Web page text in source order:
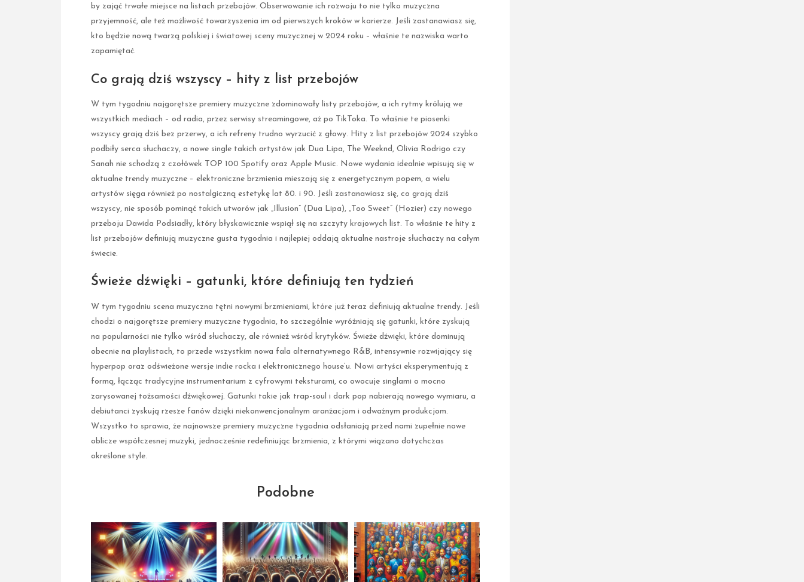
by zająć trwałe miejsce na listach przebojów. Obserwowanie ich rozwoju to nie tylko muzyczna
przyjemność, ale też możliwość towarzyszenia im od pierwszych kroków w karierze. Jeśli zastanawiasz się,
kto będzie nową twarzą polskiej i światowej sceny muzycznej w 2024 roku – właśnie te nazwiska warto
zapamiętać.
Co grają dziś wszyscy – hity z list przebojów
W tym tygodniu najgorętsze premiery muzyczne zdominowały listy przebojów, a ich rytmy królują we
wszystkich mediach – od radia, przez serwisy streamingowe, aż po TikToka. To właśnie te piosenki
wszyscy grają dziś bez przerwy, a ich refreny trudno wyrzucić z głowy. Hity z list przebojów 2024 szybko
podbiły serca słuchaczy, a nowe single takich artystów jak Dua Lipa, The Weeknd, Olivia Rodrigo czy
Sanah nie schodzą z czołówek TOP 100 Spotify oraz Apple Music. Nowe wydania idealnie wpisują się w
aktualne trendy muzyczne – elektroniczne brzmienia mieszają się z energetycznym popem, a wielu
artystów sięga również po nostalgiczną estetykę lat 80. i 90. Jeśli zastanawiasz się, co grają dziś
wszyscy, nie sposób pominąć takich utworów jak „Illusion” (Dua Lipa), „Too Sweet” (Hozier) czy nowego
przeboju Dawida Podsiadły, który błyskawicznie wspiął się na szczyty krajowych list. To właśnie te hity z
list przebojów definiują muzyczne gusta tygodnia i najlepiej oddają aktualne nastroje słuchaczy na całym
świecie.
Świeże dźwięki – gatunki, które definiują ten tydzień
W tym tygodniu scena muzyczna tętni nowymi brzmieniami, które już teraz definiują aktualne trendy. Jeśli
chodzi o najgorętsze premiery muzyczne tygodnia, to szczególnie wyróżniają się gatunki, które zyskują
na popularności nie tylko wśród słuchaczy, ale również wśród krytyków. Świeże dźwięki, które dominują
obecnie na playlistach, to przede wszystkim nowa fala alternatywnego R&B, intensywnie rozwijający się
hyperpop oraz odświeżone wersje indie rocka i elektronicznego house’u. Nowi artyści eksperymentują z
formą, łącząc tradycyjne instrumentarium z cyfrowymi teksturami, co owocuje singlami o mocno
zarysowanej tożsamości dźwiękowej. Gatunki takie jak trap-soul i dark pop nabierają nowego wymiaru, a
debiutanci zyskują rzesze fanów dzięki niekonwencjonalnym aranżacjom i odważnym produkcjom.
Wszystko to sprawia, że najnowsze premiery muzyczne tygodnia odsłaniają przed nami zupełnie nowe
oblicze współczesnej muzyki, jednocześnie redefiniując brzmienia, z którymi wiązano dotychczas
określone style.
Podobne